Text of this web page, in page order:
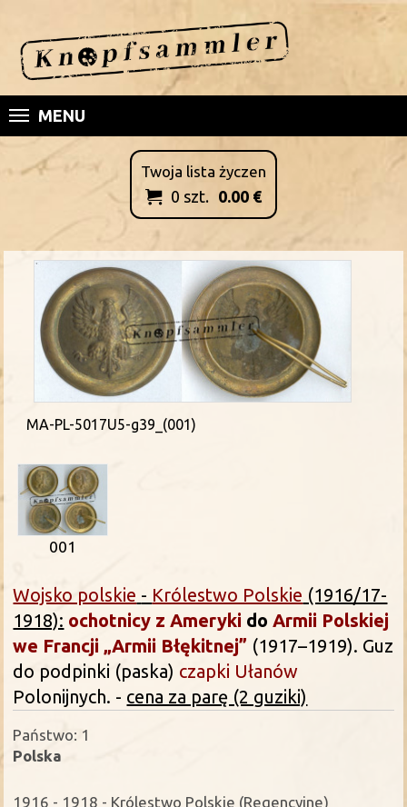
MENU
Twoja lista życzen
 0 szt. 0.00 €
MA-PL-5017U5-g39_(001)
001
Wojsko polskie - Królestwo Polskie (1916/17-
1918): ochotnicy z Ameryki doArmii Polskiej
we Francji „Armii Błękitnej” (1917–1919). Guz
do podpinki (paska) czapki Ułanów
Polonijnych. - cena za parę (2 guziki)
Państwo: 1
Polska
1916 - 1918 - Królestwo Polskie (Regencyjne)